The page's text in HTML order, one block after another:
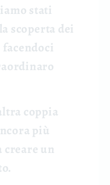
stati
scoperta dei
coppia
più
creare un